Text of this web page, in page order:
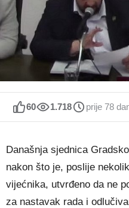
60 1.718 prije 78
Današnja sjednica
nakon što je, poslije
vijećnika, utvrđeno da ne
za nastavak rada i